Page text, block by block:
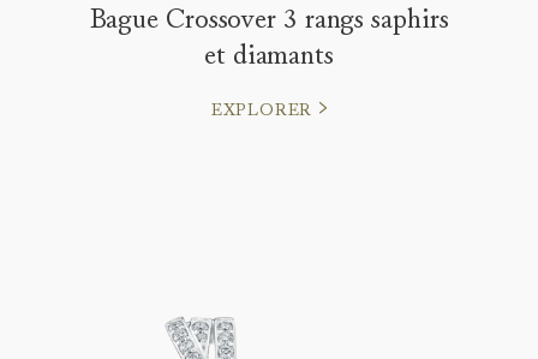
Bague Crossover 3 rangs saphirs
et diamants
EXPLORER